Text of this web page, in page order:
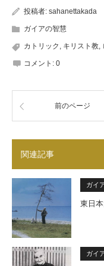
投稿者: sahanettakada
ガイアの智慧
カトリック , キリスト教,
コメント: 0
前のページ
関連記事
ガイ
東日本
ガイ